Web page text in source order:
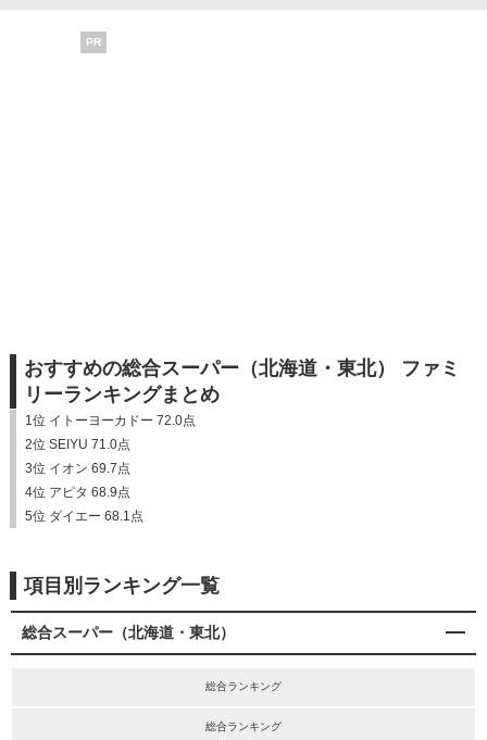
PR
おすすめの総合スーパー（北海道・東北） ファミ
リーランキングまとめ
1位 イトーヨーカドー 72.0点
2位 SEIYU 71.0点
3位 イオン 69.7点
4位 アピタ 68.9点
5位 ダイエー 68.1点
項目別ランキング一覧
総合スーパー（北海道・東北）
総合ランキング
総合ランキング